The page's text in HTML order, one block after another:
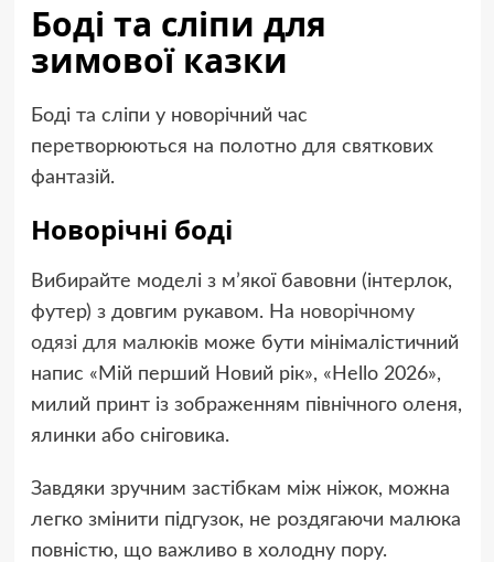
Боді та сліпи для
зимової казки
Боді та сліпи у новорічний час
перетворюються на полотно для святкових
фантазій.
Новорічні боді
Вибирайте моделі з м’якої бавовни (інтерлок,
футер) з довгим рукавом. На новорічному
одязі для малюківможе бути мінімалістичний
напис «Мій перший Новий рік», «Hello 2026»,
милий принт із зображенням північного оленя,
ялинки або сніговика.
Завдяки зручним застібкам між ніжок, можна
легко змінити підгузок, не роздягаючи малюка
повністю, що важливо в холодну пору.